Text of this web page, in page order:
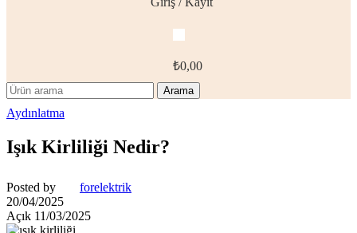
₺0,00
Arama
Aydınlatma
Işık Kirliliği Nedir?
Posted by
forelektrik
20/04/2025
Açık 11/03/2025